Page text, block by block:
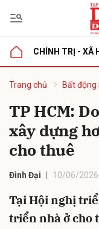
CHÍNH TRỊ - XÃ
Trang chủ Bất động
TP HCM:
xây dựng
cho thuê
Đình Đại 10/06/2026
Tại Hội nghị
triển nhà ở cho
luận